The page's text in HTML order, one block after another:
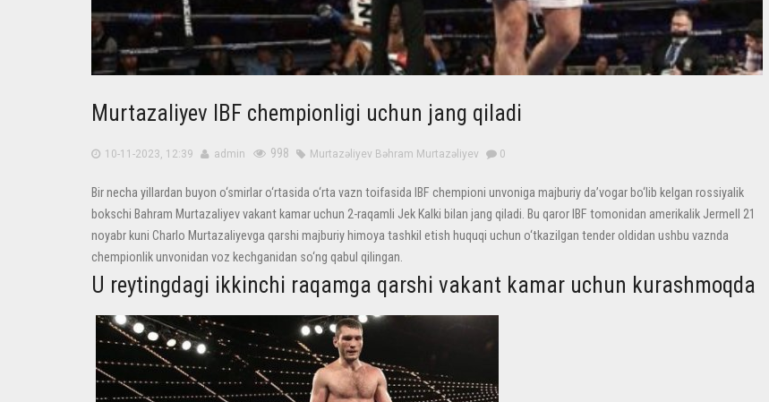
Murtazaliyev IBF chempionligi uchun jang qiladi
10-11-2023, 12:39 admin 998 Murtazəliyev Bəhram Murtazəliyev 0
Bir necha yillardan buyon o‘smirlar o‘rtasida o‘rta vazn toifasida IBF chempioni unvoniga majburiy da’vogar bo‘lib kelgan rossiyalik
bokschi Bahram Murtazaliyev vakant kamar uchun 2-raqamli Jek Kalki bilan jang qiladi. Bu qaror IBF tomonidan amerikalik Jermell 21
noyabr kuni Charlo Murtazaliyevga qarshi majburiy himoya tashkil etish huquqi uchun o‘tkazilgan tender oldidan ushbu vaznda
chempionlik unvonidan voz kechganidan so‘ng qabul qilingan.
U reytingdagi ikkinchi raqamga qarshi vakant kamar uchun kurashmoqda